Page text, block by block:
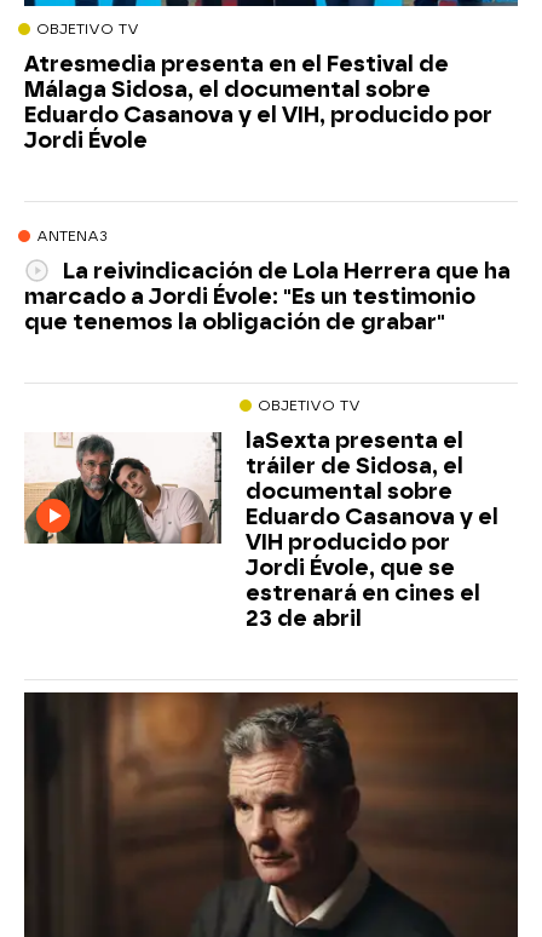
OBJETIVO TV
Atresmedia presenta en el Festival de
Málaga Sidosa, el documental sobre
Eduardo Casanova y el VIH, producido por
Jordi Évole
ANTENA3
La reivindicación de Lola Herrera que ha
marcado a Jordi Évole: "Es un testimonio
que tenemos la obligación de grabar"
OBJETIVO TV
laSexta presenta el
tráiler de Sidosa, el
documental sobre
Eduardo Casanova y el
VIH producido por
Jordi Évole, que se
estrenará en cines el
23 de abril